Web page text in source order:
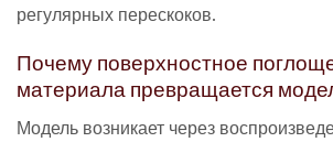
регулярных перескоков.
Почему поверхностное
материала превращается
Модель возникает через